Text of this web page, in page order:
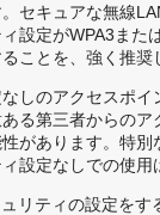
セキュアな無線
設定がWPA3また
ことを、強く推奨
しのアクセスポイ
る第三者からのア
があります。特別
設定なしでの使用
リティの設定をす